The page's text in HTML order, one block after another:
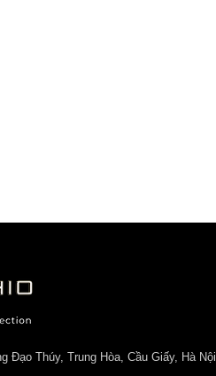
Đạo Thúy, Trung Hòa, Cầu Giấy, Hà Nội